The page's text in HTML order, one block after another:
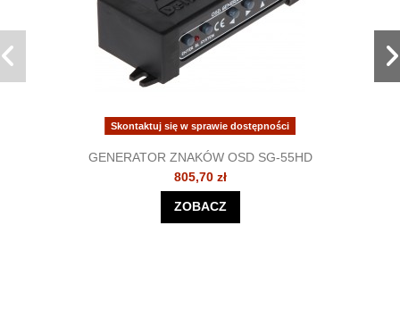
Skontaktuj się w sprawie dostępności
GENERATOR ZNAKÓW OSD SG-55HD
805,70 zł
ZOBACZ